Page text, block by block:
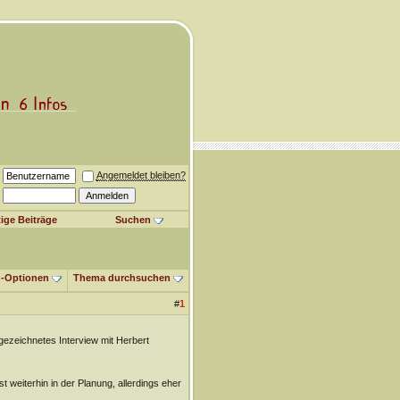
Angemeldet bleiben?
Beiträge Suchen
Optionen Thema durchsuchen
#1
Interview mit Herbert
weiterhin in der Planung, allerdings eher